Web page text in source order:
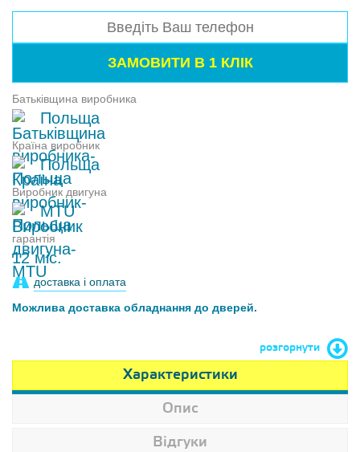
Батьківщина виробника
Польща
Країна виробник
Польща
Виробник двигуна
MTU
гарантія
12 міс.
доставка і оплата
Можлива доставка обладнання до дверей.
розгорнути
Характеристики
Опис
Відгуки